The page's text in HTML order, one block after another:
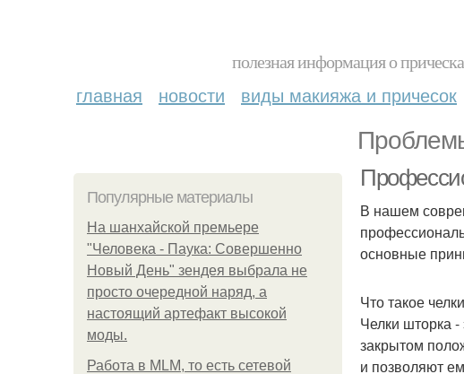
полезная информация о
главная новости виды макияжа и причесок
Популярные материалы
На шанхайской премьере
"Человека - Паука: Совершенно
Новый День" зендея выбрала не
просто очередной наряд, а
настоящий артефакт высокой
моды.
Работа в MLM, то есть сетевой
В нашем
основные
Что такое
Челки шторка
закрытом
и позволяют